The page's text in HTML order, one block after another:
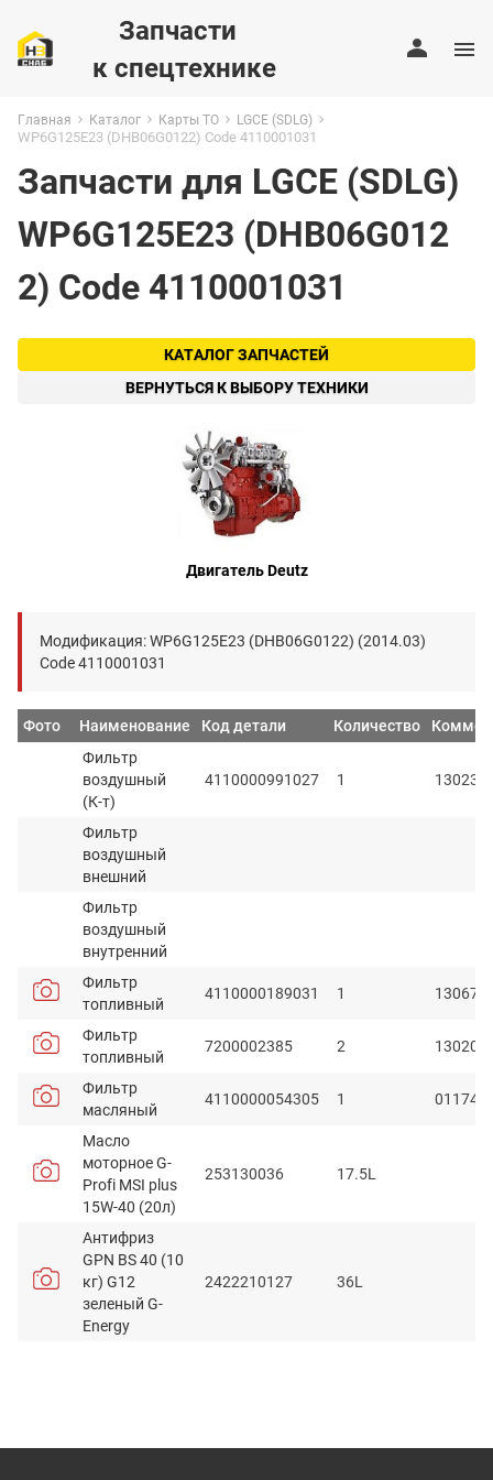
Запчасти
к спецтехнике
Главная Каталог Карты ТО LGCE (SDLG)
WP6G125E23 (DHB06G0122) Code 4110001031
Запчасти для LGCE (SDLG)
WP6G125E23 (DHB06G012
2) Code 4110001031
КАТАЛОГ ЗАПЧАСТЕЙ
ВЕРНУТЬСЯ К ВЫБОРУ ТЕХНИКИ
Двигатель Deutz
Модификация: WP6G125E23 (DHB06G0122) (2014.03)
Code 4110001031
Фото Наименование Код детали Количество
Фильтр
воздушный
(К-т)
4110000991027 1
Фильтр
воздушный
внешний
Фильтр
воздушный
внутренний
Фильтр
топливный
4110000189031 1
Фильтр
топливный
7200002385 2
Фильтр
масляный
4110000054305 1
Масло
моторное G-
Profi MSI plus
15W-40 (20л)
253130036 17.5L
Антифриз
GPN BS 40 (10
кг) G12
зеленый G-
Energy
2422210127 36L